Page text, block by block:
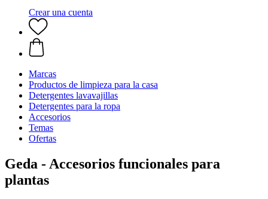
Crear una cuenta
Marcas
Productos de limpieza para la casa
Detergentes lavavajillas
Detergentes para la ropa
Accesorios
Temas
Ofertas
Geda - Accesorios funcionales para
plantas